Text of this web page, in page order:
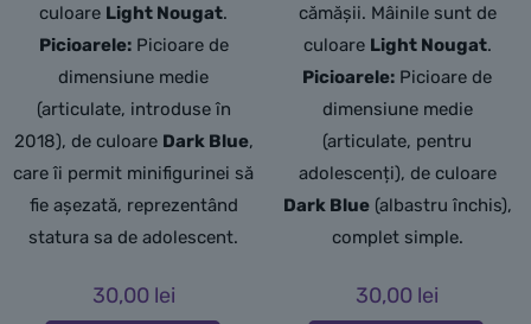
culoare Light Nougat.
Picioarele:Picioare de
dimensiune medie
(articulate, introduse în
2018), de culoare Dark Blue,
care îi permit minifigurinei să
fie așezată, reprezentând
statura sa de adolescent.
30,00 lei
cămășii. Mâinile sunt de
culoare Light Nougat.
Picioarele: Picioare de
dimensiune medie
(articulate, pentru
adolescenți), de culoare
Dark Blue(albastru închis),
complet simple.
30,00 lei